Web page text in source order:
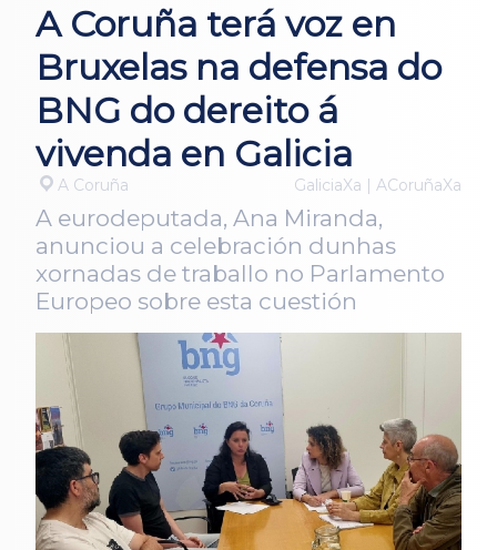
A Coruña terá voz en
Bruxelas na defensa do
BNG do dereito á
vivenda en Galicia
A Coruña GaliciaXa | ACoruñaXa
A eurodeputada, Ana Miranda,
anunciou a celebración dunhas
xornadas de traballo no Parlamento
Europeo sobre esta cuestión